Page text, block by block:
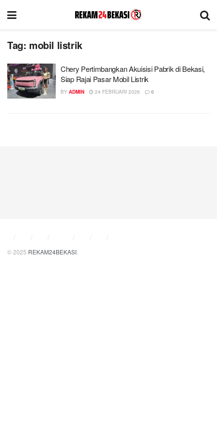
Tag: mobil listrik
Chery Pertimbangkan Akuisisi Pabrik di Bekasi,
Siap Rajai Pasar Mobil Listrik
BY ADMIN 24 FEBRUARI 2026 0
© 2025 REKAM24BEKASI